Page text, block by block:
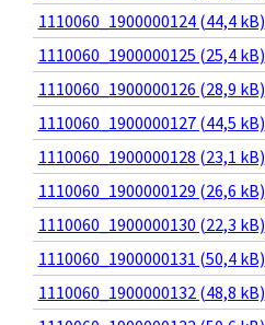
1110060_1900000124 (44,4 kB)
1110060_1900000125 (25,4 kB)
1110060_1900000126 (28,9 kB)
1110060_1900000127 (44,5 kB)
1110060_1900000128 (23,1 kB)
1110060_1900000129 (26,6 kB)
1110060_1900000130 (22,3 kB)
1110060_1900000131 (50,4 kB)
1110060_1900000132 (48,8 kB)